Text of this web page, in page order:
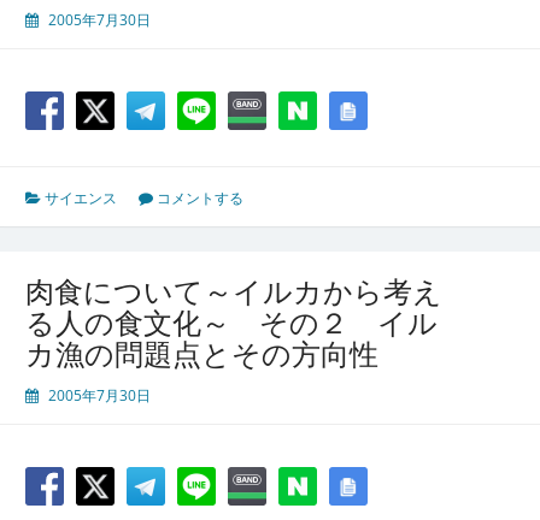
2005年7月30日
サイエンス コメントする
肉食について～イルカから考え
る人の食文化～ その２ イル
カ漁の問題点とその方向性
2005年7月30日